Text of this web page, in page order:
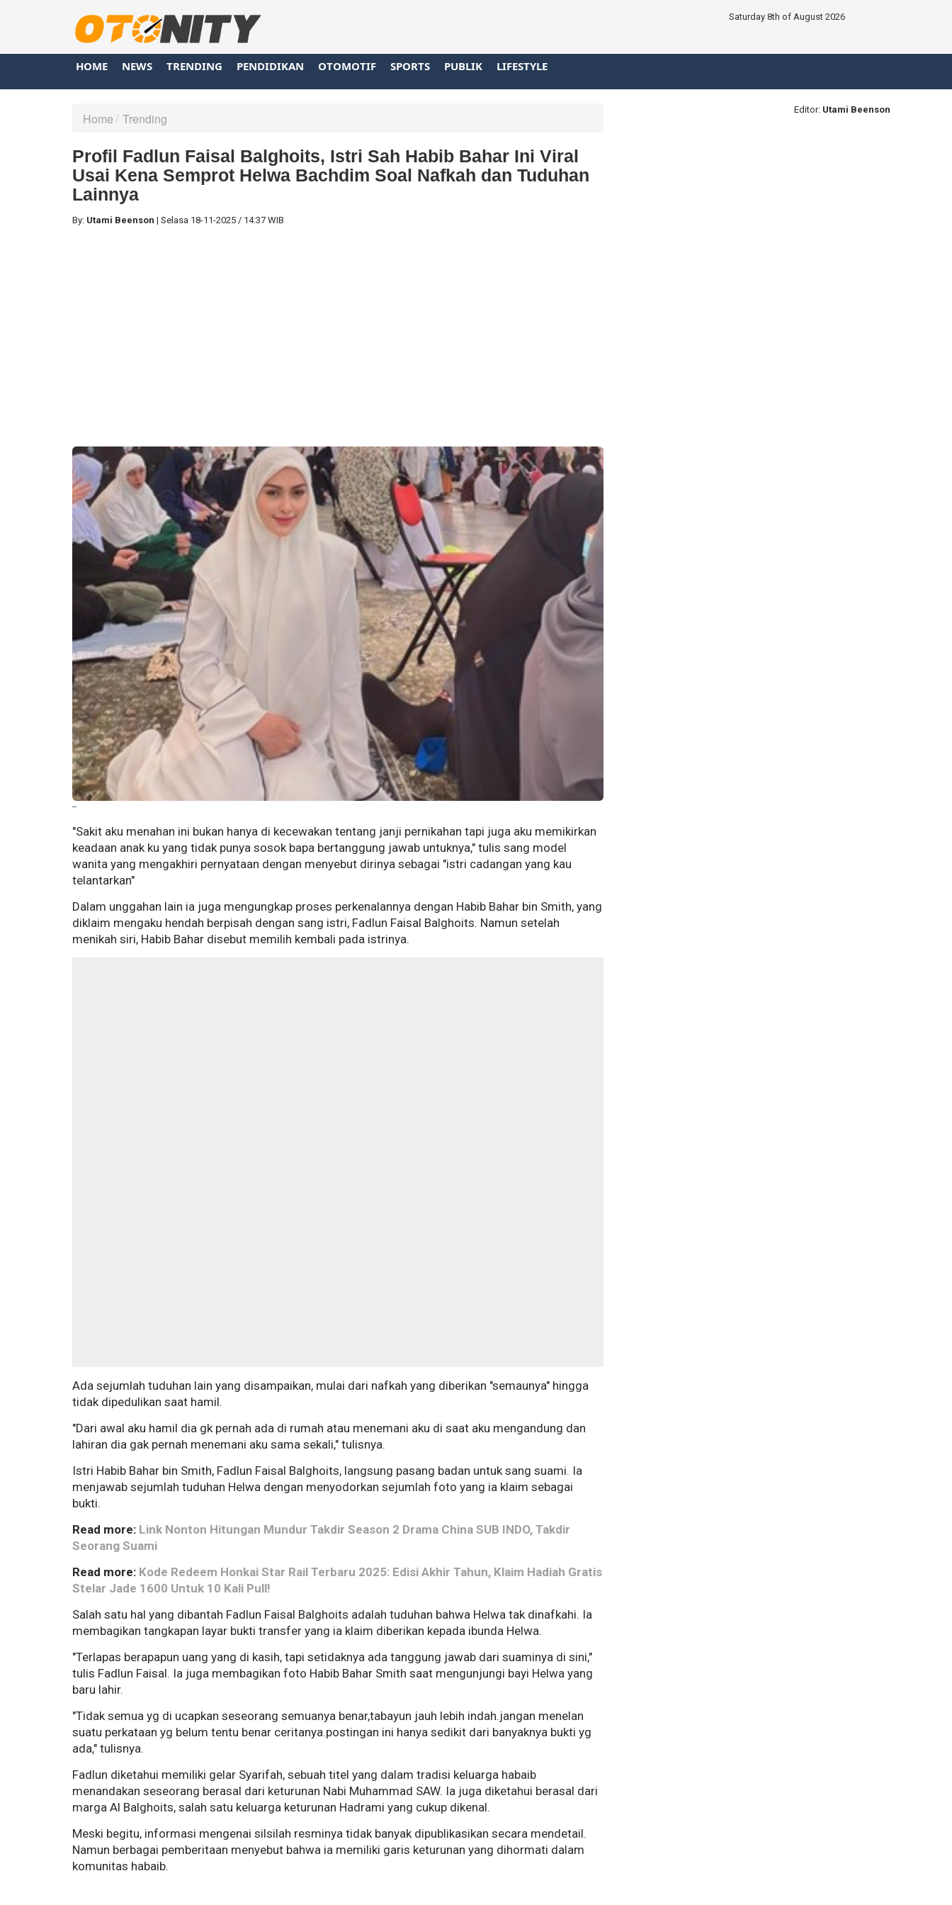
Saturday 8th of August 2026
HOME NEWS TRENDING PENDIDIKAN OTOMOTIF SPORTS PUBLIK LIFESTYLE
Home Trending
Profil Fadlun Faisal Balghoits, Istri Sah Habib Bahar Ini Viral
Usai Kena Semprot Helwa Bachdim Soal Nafkah dan Tuduhan
Lainnya
By: Utami Beenson | Selasa 18-11-2025 / 14:37 WIB
--
"Sakit aku menahan ini bukan hanya di kecewakan tentang janji pernikahan tapi juga aku memikirkan
keadaan anak ku yang tidak punya sosok bapa bertanggung jawab untuknya," tulis sang model
wanita yang mengakhiri pernyataan dengan menyebut dirinya sebagai "istri cadangan yang kau
telantarkan"
Dalam unggahan lain ia juga mengungkap proses perkenalannya dengan Habib Bahar bin Smith, yang
diklaim mengaku hendah berpisah dengan sang istri, Fadlun Faisal Balghoits. Namun setelah
menikah siri, Habib Bahar disebut memilih kembali pada istrinya.
Ada sejumlah tuduhan lain yang disampaikan, mulai dari nafkah yang diberikan "semaunya" hingga
tidak dipedulikan saat hamil.
"Dari awal aku hamil dia gk pernah ada di rumah atau menemani aku di saat aku mengandung dan
lahiran dia gak pernah menemani aku sama sekali," tulisnya.
Istri Habib Bahar bin Smith, Fadlun Faisal Balghoits, langsung pasang badan untuk sang suami. Ia
menjawab sejumlah tuduhan Helwa dengan menyodorkan sejumlah foto yang ia klaim sebagai
bukti.
Read more: Link Nonton Hitungan Mundur Takdir Season 2 Drama China SUB INDO, Takdir
Seorang Suami
Read more: Kode Redeem Honkai Star Rail Terbaru 2025: Edisi Akhir Tahun, Klaim Hadiah Gratis
Stelar Jade 1600 Untuk 10 Kali Pull!
Salah satu hal yang dibantah Fadlun Faisal Balghoits adalah tuduhan bahwa Helwa tak dinafkahi. Ia
membagikan tangkapan layar bukti transfer yang ia klaim diberikan kepada ibunda Helwa.
"Terlapas berapapun uang yang di kasih, tapi setidaknya ada tanggung jawab dari suaminya di sini,"
tulis Fadlun Faisal. Ia juga membagikan foto Habib Bahar Smith saat mengunjungi bayi Helwa yang
baru lahir.
"Tidak semua yg di ucapkan seseorang semuanya benar,tabayun jauh lebih indah.jangan menelan
suatu perkataan yg belum tentu benar ceritanya.postingan ini hanya sedikit dari banyaknya bukti yg
ada," tulisnya.
Fadlun diketahui memiliki gelar Syarifah, sebuah titel yang dalam tradisi keluarga habaib
menandakan seseorang berasal dari keturunan Nabi Muhammad SAW. Ia juga diketahui berasal dari
marga Al Balghoits, salah satu keluarga keturunan Hadrami yang cukup dikenal.
Meski begitu, informasi mengenai silsilah resminya tidak banyak dipublikasikan secara mendetail.
Namun berbagai pemberitaan menyebut bahwa ia memiliki garis keturunan yang dihormati dalam
komunitas habaib.
Editor: Utami Beenson